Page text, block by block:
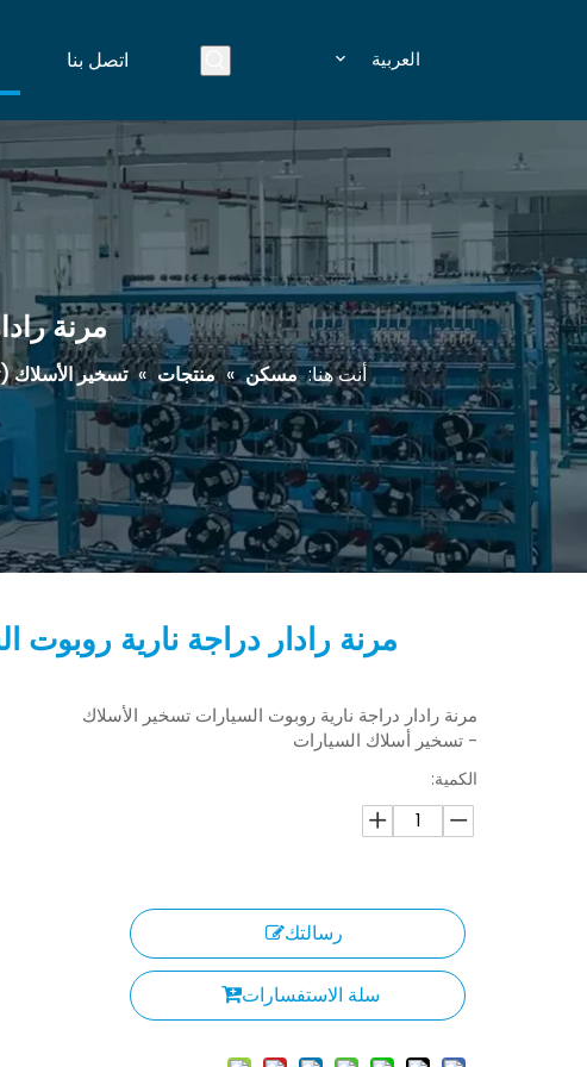
اتصل بنا العربية
مرنة
أنت هنا: مسكن » منتجات » تسخير الأسلاك
مرنة رادار دراجة نارية روبوت
مرنة رادار دراجة نارية روبوت السيارات تسخير الأسلاك
- تسخير أسلاك السيارات
الكمية:
رسالتك
سلة الاستفسارات